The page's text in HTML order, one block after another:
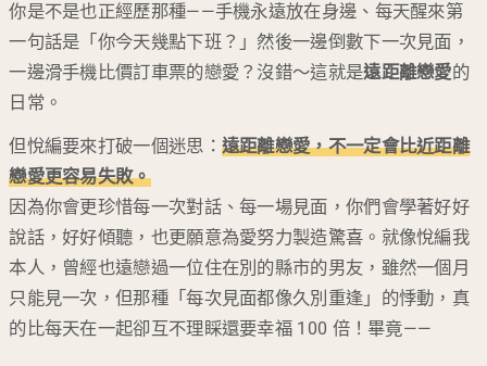
你是不是也正經歷那種——手機永遠放在身邊、每天醒來第
一句話是「你今天幾點下班？」然後一邊倒數下一次見面，
一邊滑手機比價訂車票的戀愛？沒錯～這就是遠距離戀愛的
日常。
但悅編要來打破一個迷思： 遠距離戀愛，不一定會比近距離
戀愛更容易失敗。
因為你會更珍惜每一次對話、每一場見面，你們會學著好好
說話，好好傾聽，也更願意為愛努力製造驚喜。就像悅編我
本人，曾經也遠戀過一位住在別的縣市的男友，雖然一個月
只能見一次，但那種「每次見面都像久別重逢」的悸動，真
的比每天在一起卻互不理睬還要幸福 100 倍！畢竟——